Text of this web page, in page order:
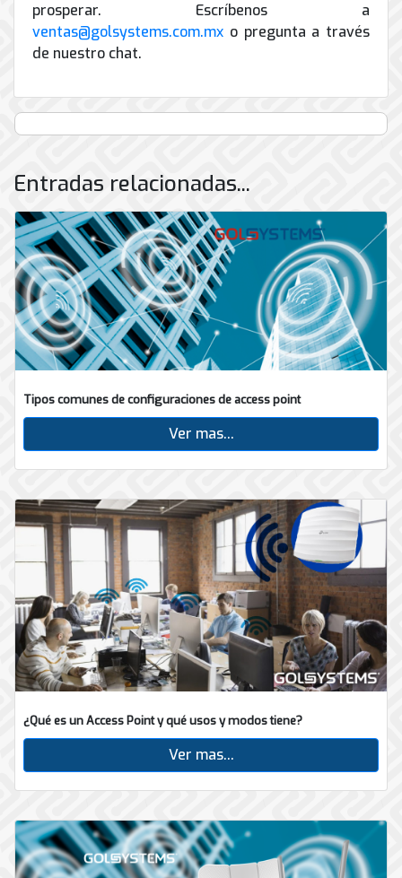
prosperar. Escríbenos a
ventas@golsystems.com.mx o pregunta a través
de nuestro chat.
Entradas relacionadas...
Tipos comunes de configuraciones de access point
Ver mas...
¿Qué es un Access Point y qué usos y modos tiene?
Ver mas...